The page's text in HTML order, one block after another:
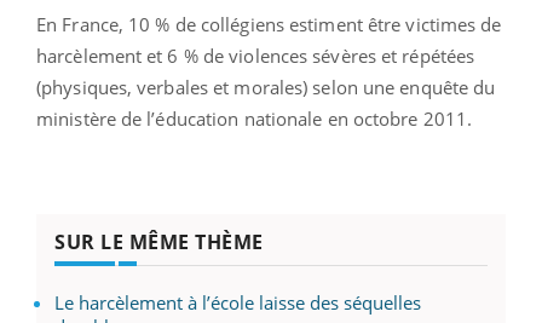
En France, 10 % de collégiens estiment être victimes de
harcèlement et 6 % de violences sévères et répétées
(physiques, verbales et morales) selon une enquête du
ministère de l’éducation nationale en octobre 2011.
SUR LE MÊME THÈME
Le harcèlement à l’école laisse des séquelles